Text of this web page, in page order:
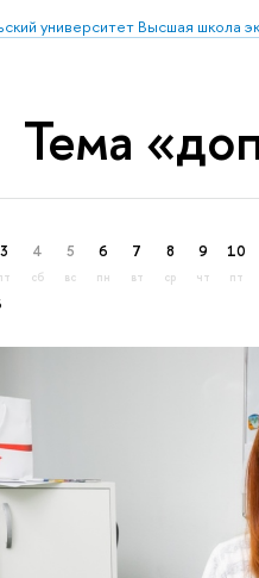
университет Высшая школа
Тема
3 4
сб
5
вс
6
пн
7
вт
8
ср
9
чт
10
пт